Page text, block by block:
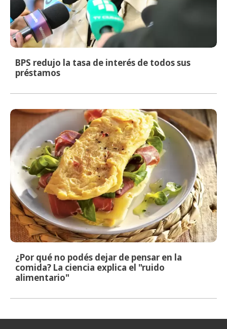
BPS redujo la tasa de interés de todos sus
préstamos
¿Por qué no podés dejar de pensar en la
comida? La ciencia explica el "ruido
alimentario"